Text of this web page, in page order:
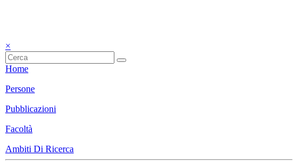
×
Home
Persone
Pubblicazioni
Facoltà
Ambiti Di Ricerca